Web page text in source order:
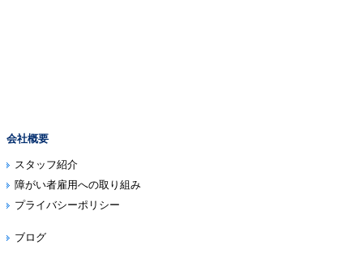
会社概要
スタッフ紹介
障がい者雇用への取り組み
プライバシーポリシー
ブログ